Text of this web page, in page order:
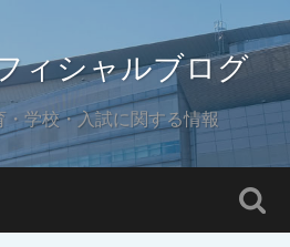
ィシャルブログ
学校・入試に関する情報